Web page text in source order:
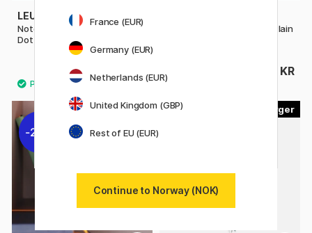
LEUCHTTURM1917
Notebook A5 Soft Cover
Dotted
215 KR
269 KR
Notebook A5 Soft Cover Plain
269 KR
20
20%
France (EUR)
Germany (EUR)
Netherlands (EUR)
United Kingdom (GBP)
Rest of EU (EUR)
Continue to Norway (NOK)